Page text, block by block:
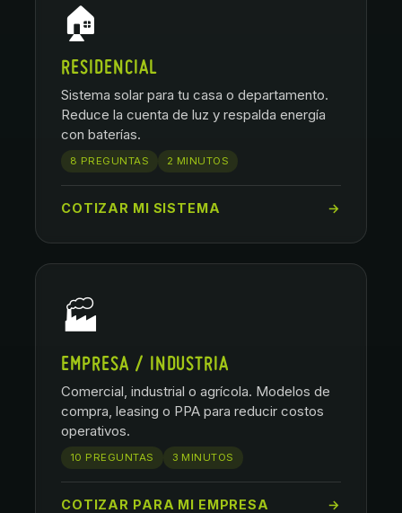
🏠
RESIDENCIAL
Sistema solar para tu casa o departamento.
Reduce la cuenta de luz y respalda energía
con baterías.
8 PREGUNTAS 2 MINUTOS
COTIZAR MI SISTEMA →
🏭
EMPRESA / INDUSTRIA
Comercial, industrial o agrícola. Modelos de
compra, leasing o PPA para reducir costos
operativos.
10 PREGUNTAS 3 MINUTOS
COTIZAR PARA MI EMPRESA →